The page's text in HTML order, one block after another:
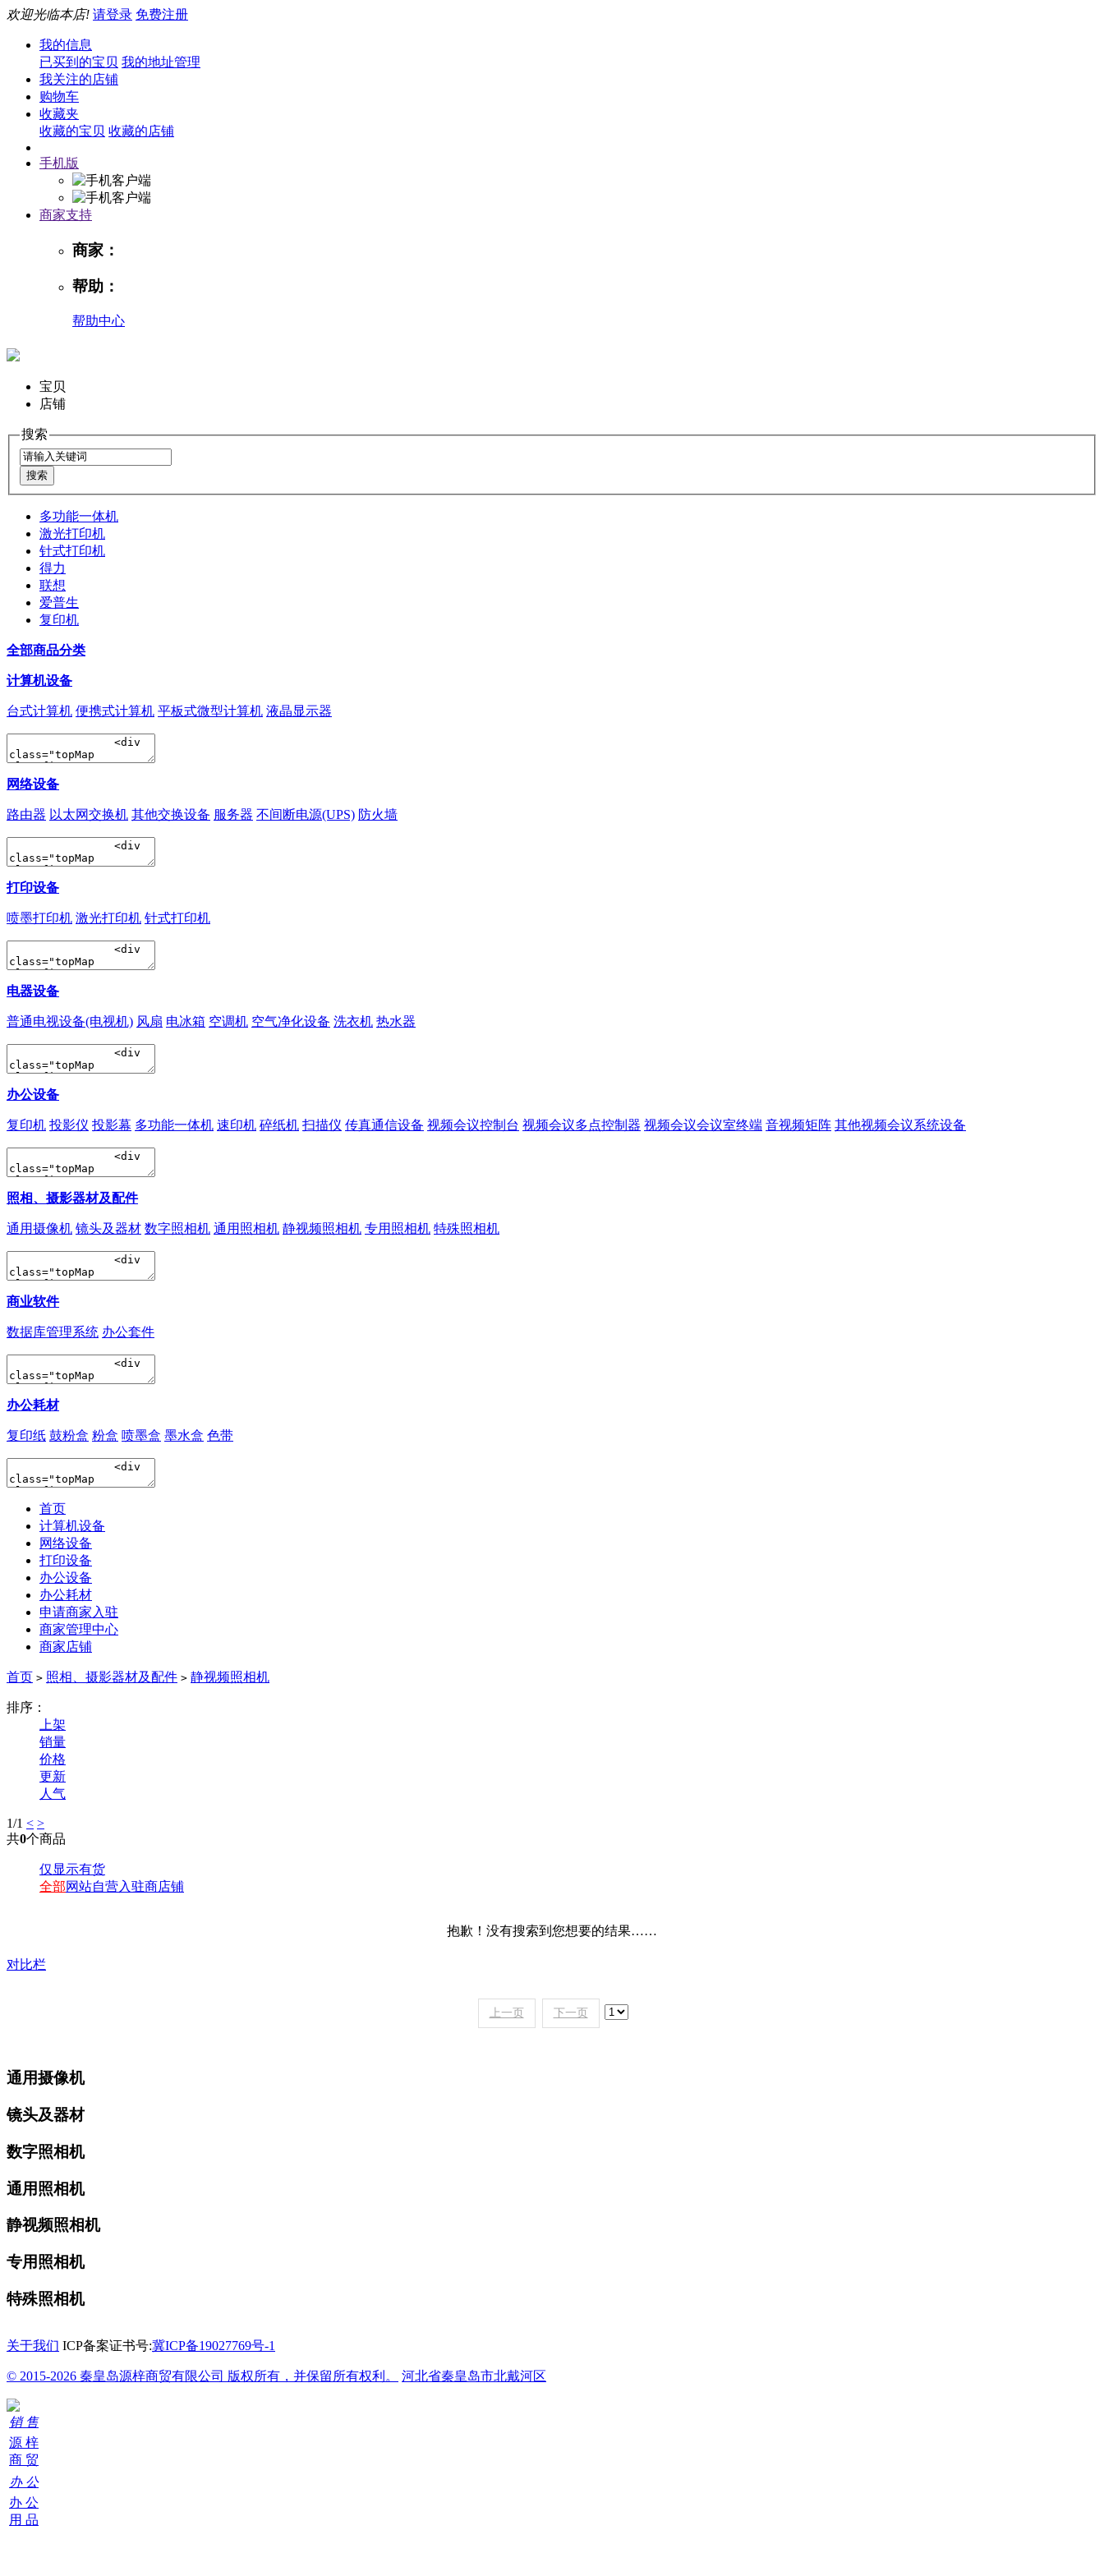
欢迎光临本店! 请登录 免费注册
我的信息
已买到的宝贝 我的地址管理
我关注的店铺
购物车
收藏夹
收藏的宝贝 收藏的店铺
手机版
商家支持
商家：
帮助：
帮助中心
宝贝
店铺
搜索
多功能一体机
激光打印机
针式打印机
得力
联想
爱普生
复印机
全部商品分类
计算机设备
台式计算机 便携式计算机 平板式微型计算机 液晶显示器
网络设备
路由器 以太网交换机 其他交换设备 服务器 不间断电源(UPS) 防火墙
打印设备
喷墨打印机 激光打印机 针式打印机
电器设备
普通电视设备(电视机) 风扇 电冰箱 空调机 空气净化设备 洗衣机 热水器
办公设备
复印机 投影仪 投影幕 多功能一体机 速印机 碎纸机 扫描仪 传真通信设备 视频会议控制台 视频会议多点控制器 视频会议会议室终端 音视频矩阵 其他视频会议系统设备
照相、摄影器材及配件
通用摄像机 镜头及器材 数字照相机 通用照相机 静视频照相机 专用照相机 特殊照相机
商业软件
数据库管理系统 办公套件
办公耗材
复印纸 鼓粉盒 粉盒 喷墨盒 墨水盒 色带
首页
计算机设备
网络设备
打印设备
办公设备
办公耗材
申请商家入驻
商家管理中心
商家店铺
首页 > 照相、摄影器材及配件 > 静视频照相机
排序：
上架
销量
价格
更新
人气
1/1 < >
共0个商品
仅显示有货
全部网站自营入驻商店铺
抱歉！没有搜索到您想要的结果……
对比栏
上一页 下一页
通用摄像机
镜头及器材
数字照相机
通用照相机
静视频照相机
专用照相机
特殊照相机
关于我们 ICP备案证书号:冀ICP备19027769号-1
© 2015-2026 秦皇岛源梓商贸有限公司 版权所有，并保留所有权利。 河北省秦皇岛市北戴河区
销 售
源 梓
商 贸
办 公
办 公
用 品